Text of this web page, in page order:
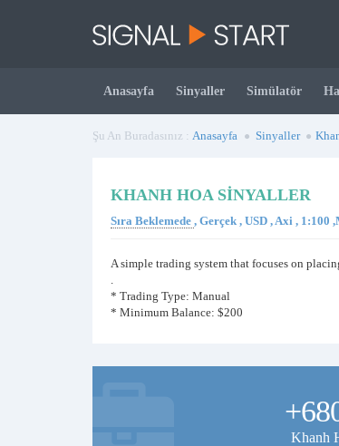
Anasayfa Sinyaller Simülatör
Şu An Buradasınız : Anasayfa Sinyaller
KHANH HOA SINYALLER
Sıra Beklemede , Gerçek , USD , Axi , 1:100
A simple trading system that focuses on
.
* Trading Type: Manual
* Minimum Balance: $200
Khanh